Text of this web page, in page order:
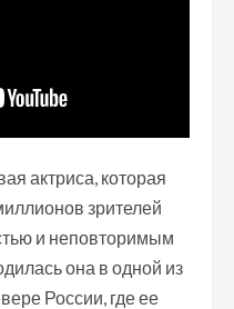
актриса, которая
зрителей
и неповторимым
она в одной из
России, где ее